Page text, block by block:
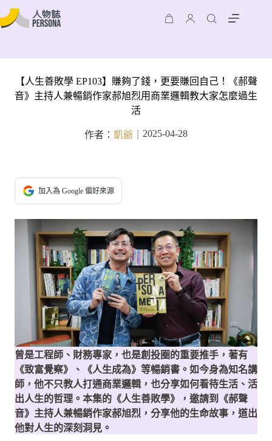
【人生善敗學 EP103】賺夠了錢，更要賺回自己！《郝聲
音》主持人兼暢銷作家郝旭烈用商業邏輯教大家怎麼過生
活
作者： 凱爺 2025-04-28
加入為 Google 偏好來源
曾是工程師、財務專家，也是創投圈的重要推手，著有
《致富覺察》、《人生成為》等暢銷書。如今身為知名講
師，他不只教人打通商業邏輯，也分享如何看待生活、活
出人生的哲理。本集的《人生善敗學》，邀請到《郝聲
音》主持人兼暢銷作家郝旭烈，分享他的生命故事，道出
他對人生的深刻洞見。